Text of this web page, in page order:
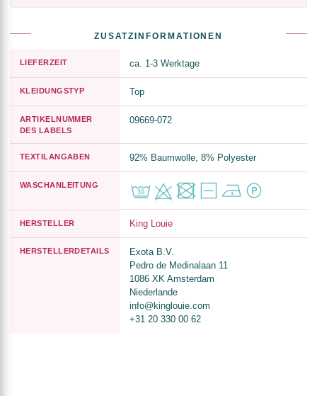
ZUSATZINFORMATIONEN
LIEFERZEIT ca. 1-3 Werktage
KLEIDUNGSTYP Top
ARTIKELNUMMER
DES LABELS
09669-072
TEXTILANGABEN 92% Baumwolle, 8% Polyester
WASCHANLEITUNG
HERSTELLER King Louie
HERSTELLERDETAILS
Exota B.V.
Pedro de Medinalaan 11
1086 XK Amsterdam
Niederlande
info@kinglouie.com
+31 20 330 00 62